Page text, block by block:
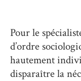
Pour le
d’ordre
hautement
disparaître la